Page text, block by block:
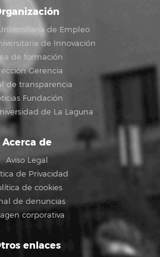
de Empleo
de Innovación
de formación
Gerencia
de transparencia
Fundación
de La Laguna
Acerca de
Aviso Legal
de Privacidad
de cookies
de denuncias
corporativa
enlaces